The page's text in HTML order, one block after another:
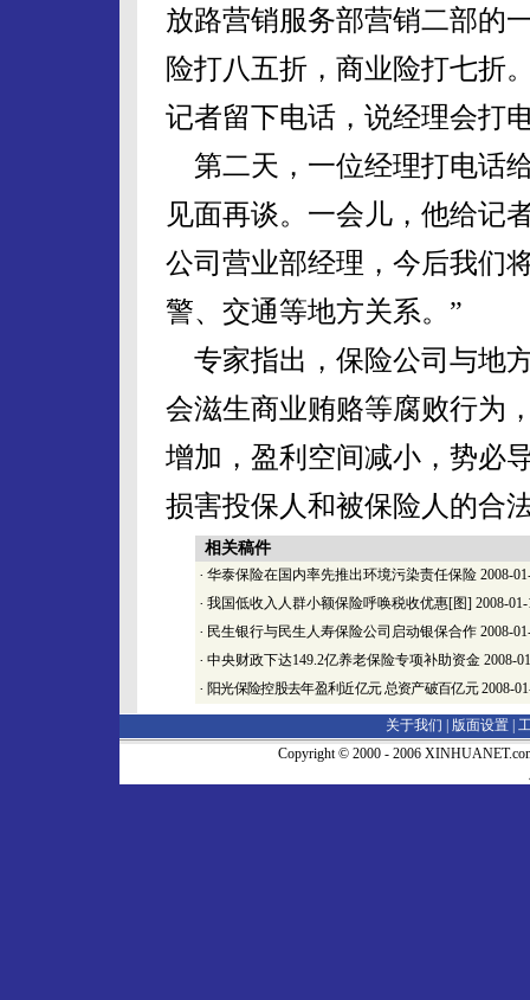
放路营销服务部营销二部的
险打八五折，商业险打七折
记者留下电话，说经理会打
第二天，一位经理打电话
见面再谈。一会儿，他给记
公司营业部经理，今后我们
警、交通等地方关系。”
专家指出，保险公司与地
会滋生商业贿赂等腐败行为
增加，盈利空间减小，势必
损害投保人和被保险人的合
相关稿件
· 华泰保险在国内率先推出环境污染责任保险 2008-
· 我国低收入人群小额保险呼唤税收优惠[图] 2008-01-
· 民生银行与民生人寿保险公司启动银保合作 2008-
· 中央财政下达149.2亿养老保险专项补助资金 2008-
· 阳光保险控股去年盈利近亿元 总资产破百亿元2008-
关于我们 | 版面设置
Copyright © 2000 - 2006